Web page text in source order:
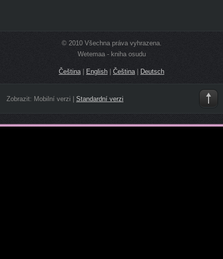
© 2010 Všechna práva vyhrazena.
Wetemaa - kniha osudu
Čeština| English Čeština Deutsch
Zobrazit: Mobilní verzi Standardní verzi